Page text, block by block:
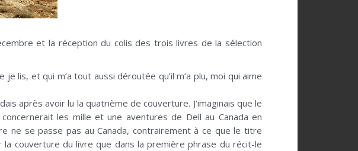
et la réception du colis des trois livres de la sélection
lis, et qui m’a tout aussi déroutée qu’il m’a plu, moi qui aime
après avoir lu la quatrième de couverture. J’imaginais que le
les mille et une aventures de Dell au Canada en
ne se passe pas au Canada, contrairement à ce que le titre
couverture du livre que dans la première phrase du récit-le